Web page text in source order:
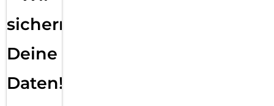
sichern
Deine
Daten!